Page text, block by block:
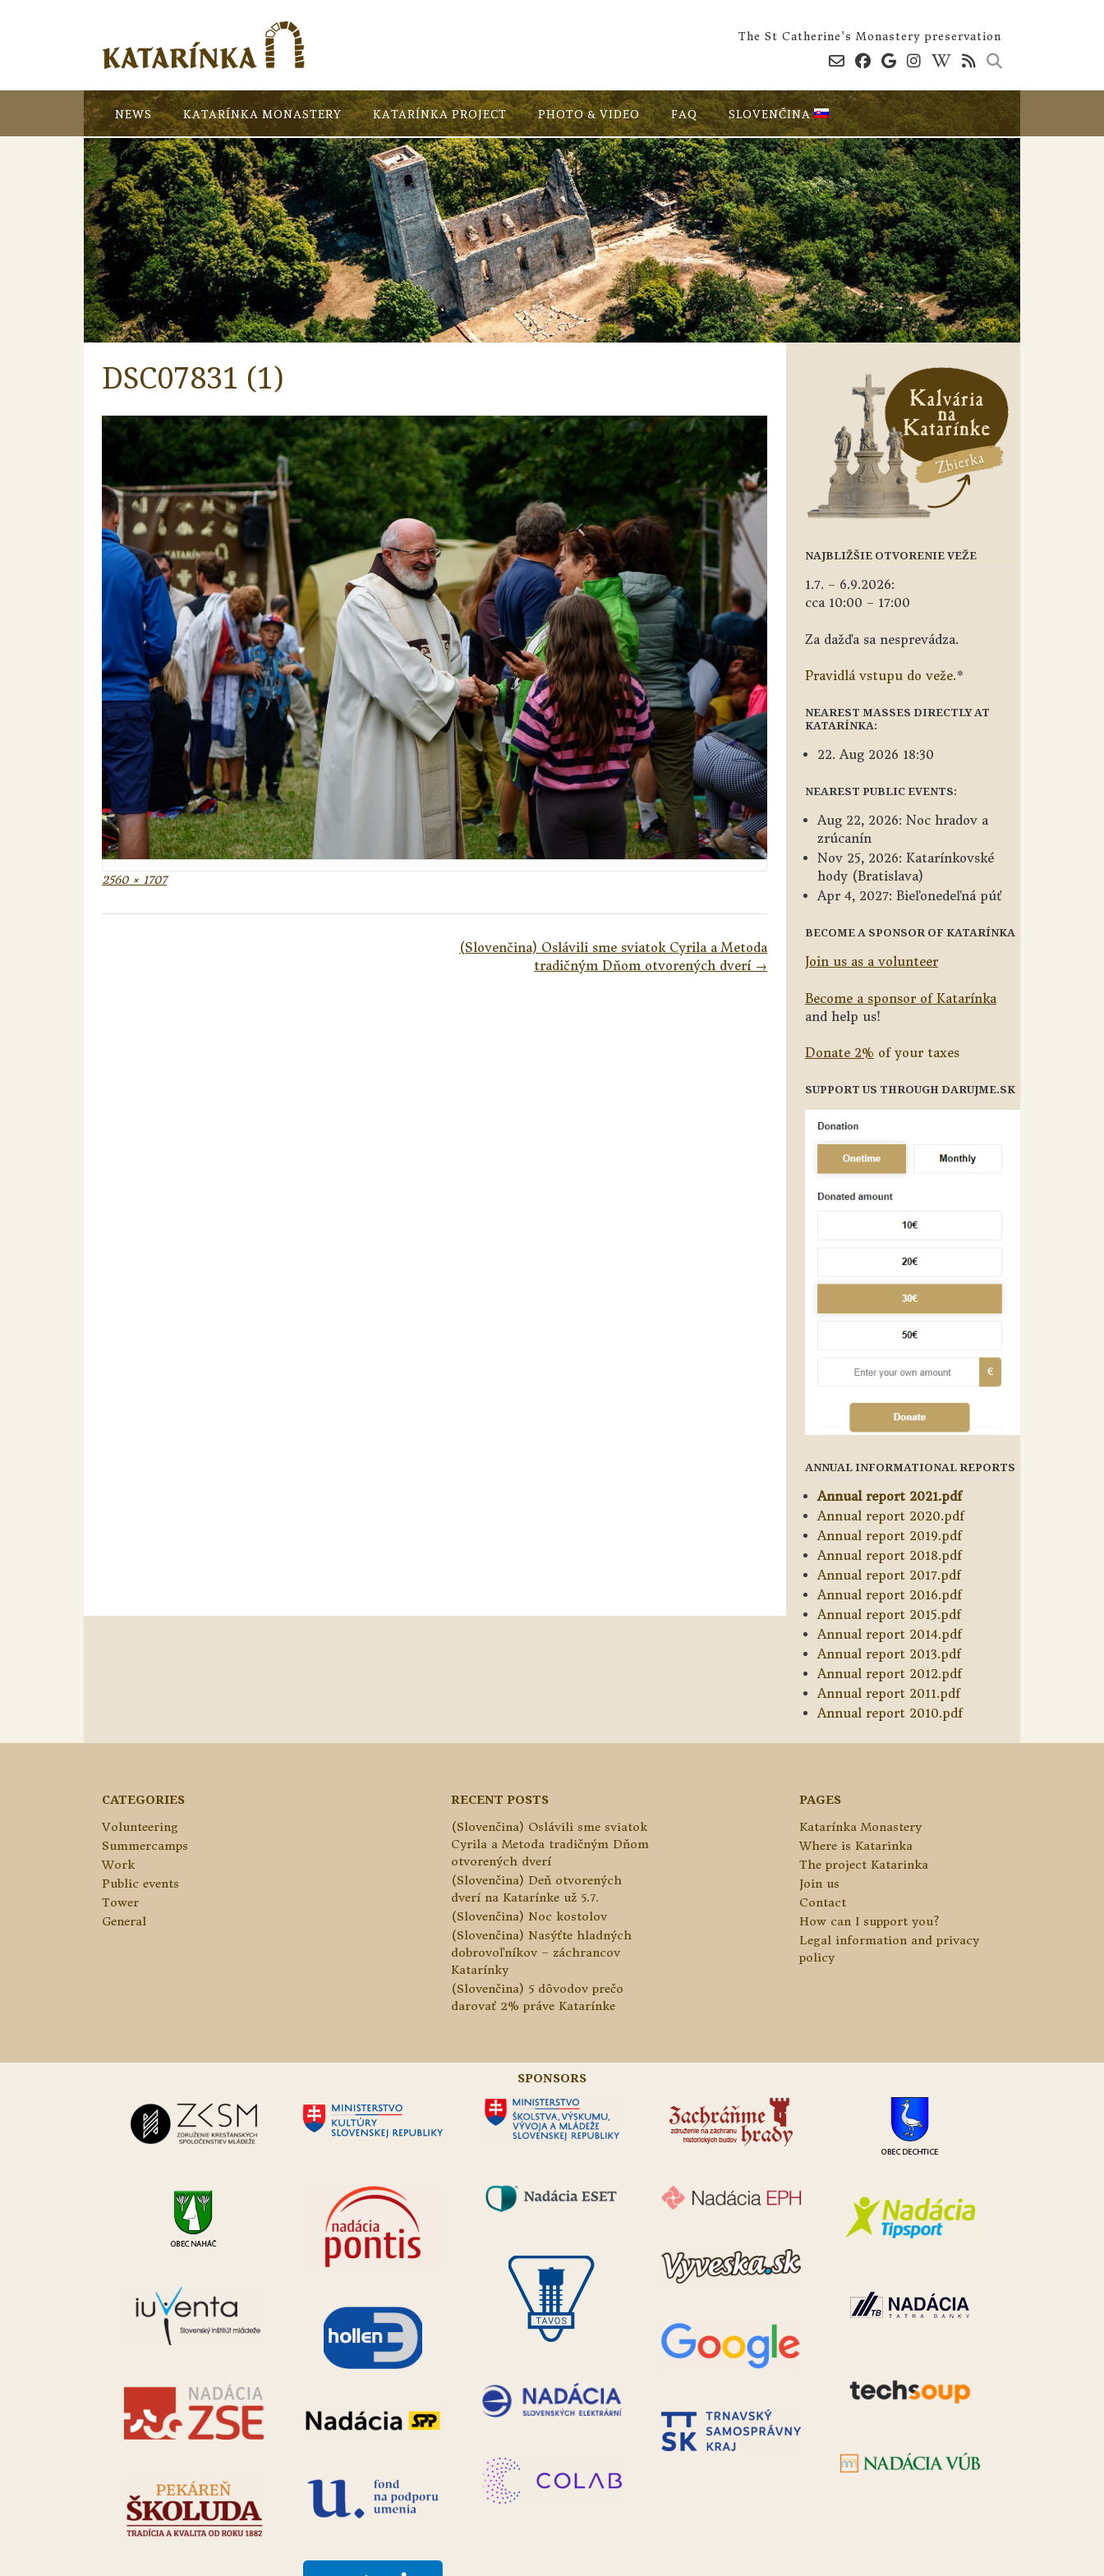
The St Catherine's Monastery preservation
NEWS KATARÍNKA MONASTERY KATARÍNKA PROJECT PHOTO & VIDEO FAQ SLOVENČINA
DSC07831 (1)
Full
2560 × 1707
(Slovenčina) Oslávili sme sviatok Cyrila a Metoda
tradičným Dňom otvorených dverí →
NAJBLIŽŠIE OTVORENIE VEŽE
1.7. – 6.9.2026:
cca 10:00 – 17:00
Za dažďa sa nesprevádza.
Pravidlá vstupu do veže.*
NEAREST MASSES DIRECTLY AT
KATARÍNKA:
22. Aug 2026 18:30
NEAREST PUBLIC EVENTS:
Aug 22, 2026: Noc hradov a
zrúcanín
Nov 25, 2026: Katarínkovské
hody (Bratislava)
Apr 4, 2027: Bieľonedeľná púť
BECOME A SPONSOR OF KATARÍNKA
Join us as a volunteer
Become a sponsor of Katarínka
and help us!
Donate 2% of your taxes
SUPPORT US THROUGH DARUJME.SK
ANNUAL INFORMATIONAL REPORTS
Annual report 2021.pdf
Annual report 2020.pdf
Annual report 2019.pdf
Annual report 2018.pdf
Annual report 2017.pdf
Annual report 2016.pdf
Annual report 2015.pdf
Annual report 2014.pdf
Annual report 2013.pdf
Annual report 2012.pdf
Annual report 2011.pdf
Annual report 2010.pdf
CATEGORIES
Volunteering
Summercamps
Work
Public events
Tower
General
RECENT POSTS
(Slovenčina) Oslávili sme sviatok
Cyrila a Metoda tradičným Dňom
otvorených dverí
(Slovenčina) Deň otvorených
dverí na Katarínke už 5.7.
(Slovenčina) Noc kostolov
(Slovenčina) Nasýťte hladných
dobrovoľníkov – záchrancov
Katarínky
(Slovenčina) 5 dôvodov prečo
darovať 2% práve Katarínke
PAGES
Katarínka Monastery
Where is Katarinka
The project Katarinka
Join us
Contact
How can I support you?
Legal information and privacy
policy
SPONSORS